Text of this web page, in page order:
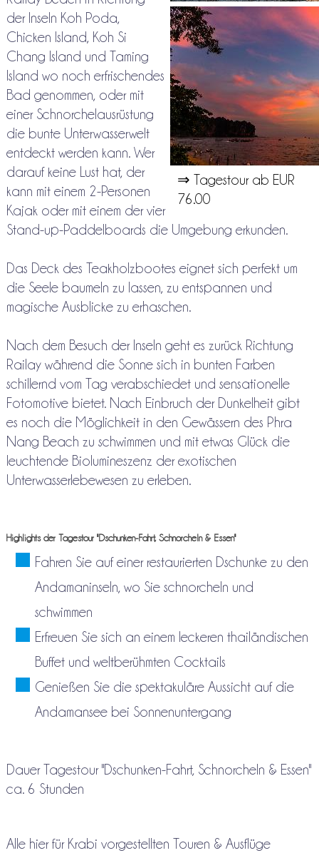
⇒ Tagestour ab EUR
76.00
der Inseln Koh Poda,
Chicken Island, Koh Si
Chang Island und Taming
Island wo noch erfrischendes
Bad genommen, oder mit
einer Schnorchelausrüstung
die bunte Unterwasserwelt
entdeckt werden kann. Wer
darauf keine Lust hat, der
kann mit einem 2-Personen
Kajak oder mit einem der vier
Stand-up-Paddelboards die Umgebung erkunden.
Das Deck des Teakholzbootes eignet sich perfekt um
die Seele baumeln zu lassen, zu entspannen und
magische Ausblicke zu erhaschen.
Nach dem Besuch der Inseln geht es zurück Richtung
Railay während die Sonne sich in bunten Farben
schillernd vom Tag verabschiedet und sensationelle
Fotomotive bietet. Nach Einbruch der Dunkelheit gibt
es noch die Möglichkeit in den Gewässern des Phra
Nang Beach zu schwimmen und mit etwas Glück die
leuchtende Biolumineszenz der exotischen
Unterwasserlebewesen zu erleben.
Highlights der Tagestour "Dschunken-Fahrt, Schnorcheln & Essen"
Fahren Sie auf einer restaurierten Dschunke zu den
Andamaninseln, wo Sie schnorcheln und
schwimmen
Erfreuen Sie sich an einem leckeren thailändischen
Buffet und weltberühmten Cocktails
Genießen Sie die spektakuläre Aussicht auf die
Andamansee bei Sonnenuntergang
Dauer Tagestour "Dschunken-Fahrt, Schnorcheln & Essen"
ca. 6 Stunden
Alle hier für Krabi vorgestellten Touren & Ausflüge